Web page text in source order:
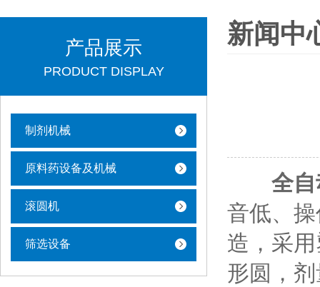
产品展示
PRODUCT DISPLAY
制剂机械
原料药设备及机械
滚圆机
筛选设备
新闻中
全
音低、
造，采
形圆，